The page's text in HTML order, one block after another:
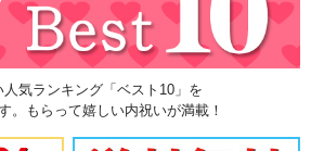
人気ランキング「ベスト10」を
。もらって嬉しい内祝いが満載！